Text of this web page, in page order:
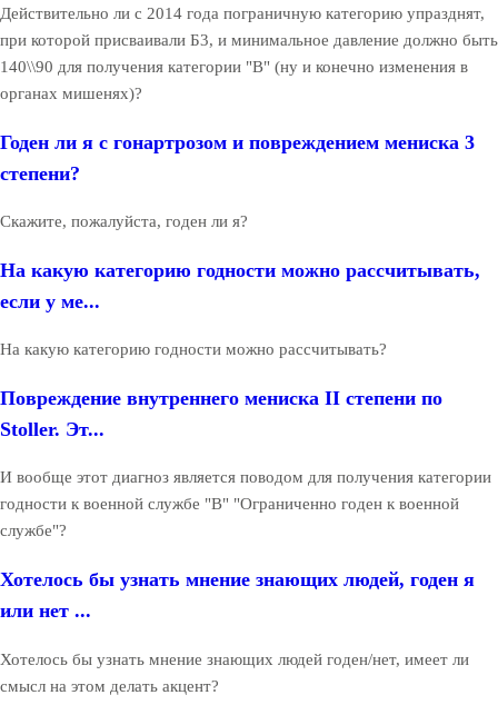
Действительно ли с 2014 года пограничную категорию упразднят,
при которой присваивали Б3, и минимальное давление должно быть
140\\90 для получения категории "B" (ну и конечно изменения в
органах мишенях)?
Годен ли я с гонартрозом и повреждением мениска 3
степени?
Скажите, пожалуйста, годен ли я?
На какую категорию годности можно рассчитывать,
если у ме...
На какую категорию годности можно рассчитывать?
Повреждение внутреннего мениска II степени по
Stoller. Эт...
И вообще этот диагноз является поводом для получения категории
годности к военной службе "В" "Ограниченно годен к военной
службе"?
Хотелось бы узнать мнение знающих людей, годен я
или нет ...
Хотелось бы узнать мнение знающих людей годен/нет, имеет ли
смысл на этом делать акцент?